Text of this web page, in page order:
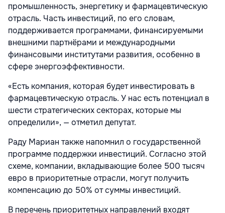
промышленность, энергетику и фармацевтическую
отрасль. Часть инвестиций, по его словам,
поддерживается программами, финансируемыми
внешними партнёрами и международными
финансовыми институтами развития, особенно в
сфере энергоэффективности.
«Есть компания, которая будет инвестировать в
фармацевтическую отрасль. У нас есть потенциал в
шести стратегических секторах, которые мы
определили», — отметил депутат.
Раду Мариан также напомнил о государственной
программе поддержки инвестиций. Согласно этой
схеме, компании, вкладывающие более 500 тысяч
евро в приоритетные отрасли, могут получить
компенсацию до 50% от суммы инвестиций.
В перечень приоритетных направлений входят